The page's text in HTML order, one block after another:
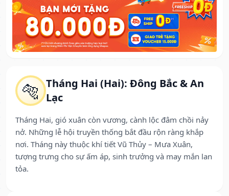
🐅 Tháng Hai (Hai): Đông Bắc & An
Lạc
Tháng Hai, gió xuân còn vương, cành lộc đâm chồi nảy
nở. Những lễ hội truyền thống bắt đầu rộn ràng khắp
nơi. Tháng này thuộc khí tiết Vũ Thủy – Mưa Xuân,
tượng trưng cho sự ấm áp, sinh trưởng và may mắn lan
tỏa.